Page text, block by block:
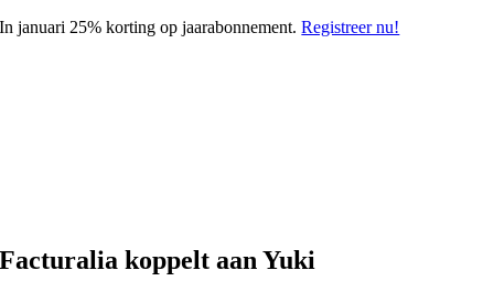
Skip
In januari 25% korting op jaarabonnement.Registreer nu!
Facturalia koppelt aan Yuki